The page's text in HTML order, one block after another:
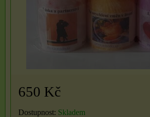
650 Kč
Dostupnost: Skladem